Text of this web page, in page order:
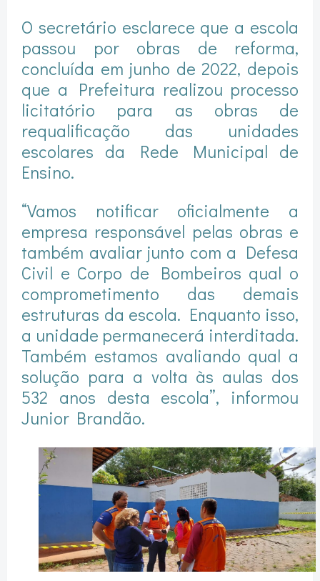
O secretário esclarece que a escola
passou por obras de reforma,
concluída em junho de 2022, depois
que a Prefeitura realizou processo
licitatório para as obras de
requalificação das unidades
escolares da Rede Municipal de
Ensino.
“Vamos notificar oficialmente a
empresa responsável pelas obras e
também avaliar junto com a Defesa
Civil e Corpo de Bombeiros qual o
comprometimento das demais
estruturas da escola. Enquanto isso,
a unidade permanecerá interditada.
Também estamos avaliando qual a
solução para a volta às aulas dos
532 anos desta escola”, informou
Junior Brandão.